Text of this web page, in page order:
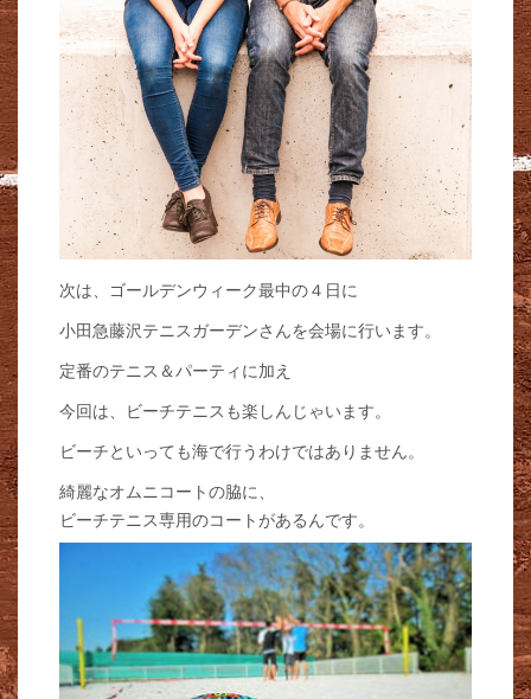
次は、ゴールデンウィーク最中の４日に
小田急藤沢テニスガーデンさんを会場に行います。
定番のテニス＆パーティに加え
今回は、ビーチテニスも楽しんじゃいます。
ビーチといっても海で行うわけではありません。
綺麗なオムニコートの脇に、
ビーチテニス専用のコートがあるんです。